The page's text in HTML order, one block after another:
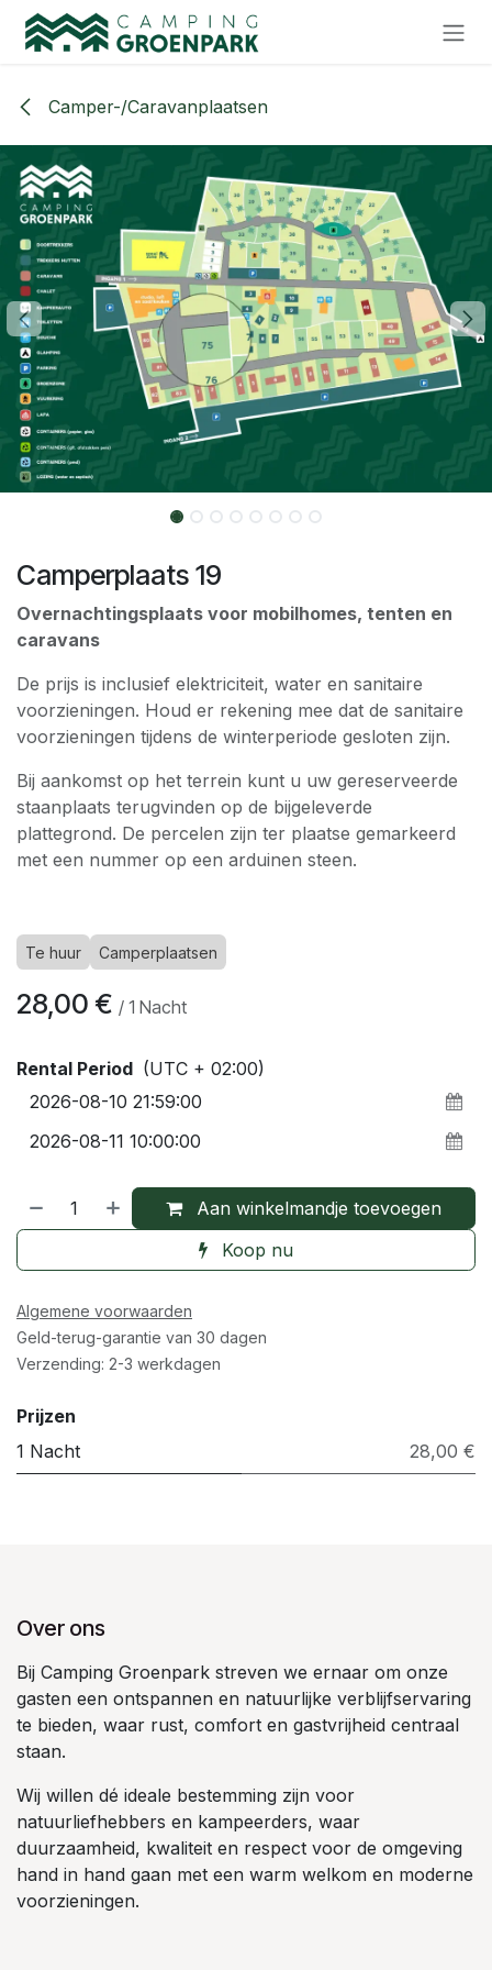
Overslaan naar inhoud
Camper-/Caravanplaatsen
Camperplaats 19
Overnachtingsplaats voor mobilhomes, tenten en
caravans
De prijs is inclusief elektriciteit, water en sanitaire
voorzieningen. Houd er rekening mee dat de sanitaire
voorzieningen tijdens de winterperiode gesloten zijn.
Bij aankomst op het terrein kunt u uw gereserveerde
staanplaats terugvinden op de bijgeleverde
plattegrond. De percelen zijn ter plaatse gemarkeerd
met een nummer op een arduinen steen.
Te huur Camperplaatsen
28,00 € / 1 Nacht
Rental Period (UTC + 02:00)
Aan winkelmandje toevoegen
Koop nu
Algemene voorwaarden
Geld-terug-garantie van 30 dagen
Verzending: 2-3 werkdagen
Prijzen
1 Nacht
28,00 €
Over ons
Bij Camping Groenpark streven we ernaar om onze
gasten een ontspannen en natuurlijke verblijfservaring
te bieden, waar rust, comfort en gastvrijheid centraal
staan.
Wij willen dé ideale bestemming zijn voor
natuurliefhebbers en kampeerders, waar
duurzaamheid, kwaliteit en respect voor de omgeving
hand in hand gaan met een warm welkom en moderne
voorzieningen.